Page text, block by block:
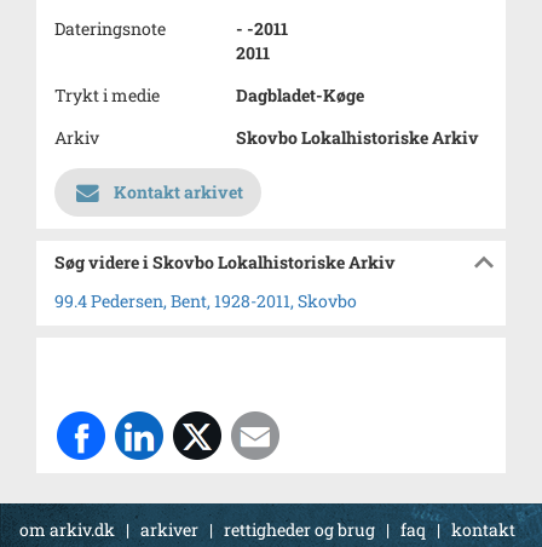
Dateringsnote
- -2011
2011
Trykt i medie
Dagbladet-Køge
Arkiv
Skovbo Lokalhistoriske Arkiv
Kontakt arkivet
Søg videre i Skovbo Lokalhistoriske Arkiv
99.4 Pedersen, Bent, 1928-2011, Skovbo
om arkiv.dk | arkiver | rettigheder og brug | faq | kontakt